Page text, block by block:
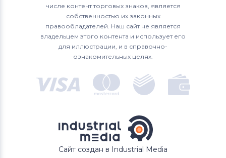
числе контент торговых знаков, является
собственностью их законных
правообладателей. Наш сайт не является
владельцем этого контента и использует его
для иллюстрации, и в справочно-
ознакомительных целях.
Сайт создан в Industrial Media